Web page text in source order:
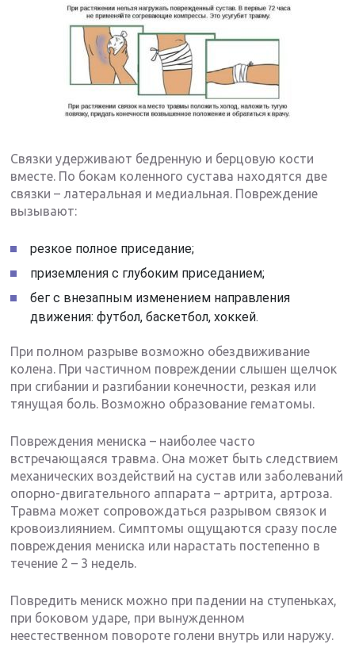
Связки удерживают бедренную и берцовую кости
вместе. По бокам коленного сустава находятся две
связки – латеральная и медиальная. Повреждение
вызывают:
резкое полное приседание;
приземления с глубоким приседанием;
бег с внезапным изменением направления
движения: футбол, баскетбол, хоккей.
При полном разрыве возможно обездвиживание
колена. При частичном повреждении слышен щелчок
при сгибании и разгибании конечности, резкая или
тянущая боль. Возможно образование гематомы.
Повреждения мениска – наиболее часто
встречающаяся травма. Она может быть следствием
механических воздействий на сустав или заболеваний
опорно-двигательного аппарата – артрита, артроза.
Травма может сопровождаться разрывом связок и
кровоизлиянием. Симптомы ощущаются сразу после
повреждения мениска или нарастать постепенно в
течение 2 – 3 недель.
Повредить мениск можно при падении на ступеньках,
при боковом ударе, при вынужденном
неестественном повороте голени внутрь или наружу.